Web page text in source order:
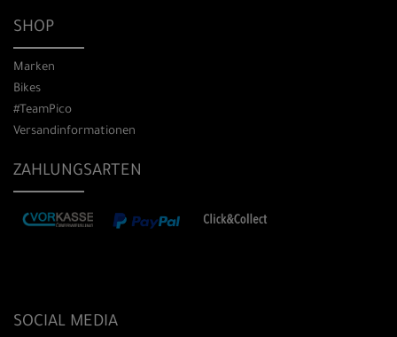
SHOP
Marken
Bikes
#TeamPico
Versandinformationen
ZAHLUNGSARTEN
SOCIAL MEDIA